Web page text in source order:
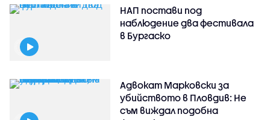
НАП постави под
наблюдение два фестивала
в Бургаско
Адвокат Марковски за
убийството в Пловдив: Не
съм виждал подобна